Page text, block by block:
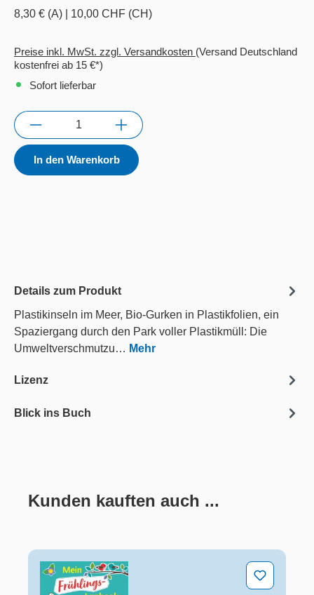
8,30 € (A) 10,00 CHF (CH)
Preise inkl. MwSt. zzgl. Versandkosten (Versand Deutschland
kostenfrei ab 15 €*)
Sofort lieferbar
Anzahl
In den Warenkorb
Details zum Produkt
Plastikinseln im Meer, Bio-Gurken in Plastikfolien, ein
Spaziergang durch den Park voller Plastikmüll: Die
Umweltverschmutzu… Mehr
Lizenz
Blick ins Buch
Produktgalerie überspringen
Kunden kauften auch ...
Mein Frühlings-Lapbook